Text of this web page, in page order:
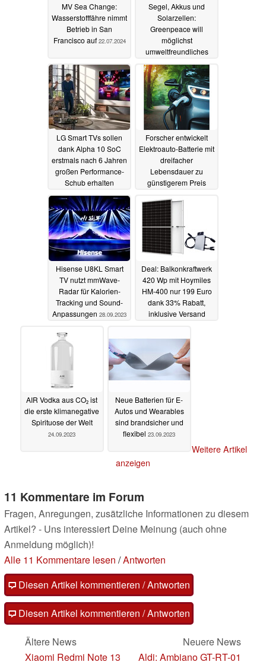
MV Sea Change:
Wasserstofffähre nimmt
Betrieb in San
Francisco auf 22.07.2024
Segel, Akkus und
Solarzellen:
Greenpeace will
möglichst
umweltfreundliches
Schiff bis 2027 bauen
08.06.2024
LG Smart TVs sollen
dank Alpha 10 SoC
erstmals nach 6 Jahren
großen Performance-
Schub erhalten
02.10.2023
Forscher entwickelt
Elektroauto-Batterie mit
dreifacher
Lebensdauer zu
günstigerem Preis
Hisense U8KL Smart
TV nutzt mmWave-
Radar für Kalorien-
Tracking und Sound-
Anpassungen 28.09.2023
Deal: Balkonkraftwerk
420 Wp mit Hoymiles
HM-400 nur 199 Euro
dank 33% Rabatt,
inklusive Versand
AIR Vodka aus CO₂ ist
die erste klimanegative
Spirituose der Welt
24.09.2023
Neue Batterien für E-
Autos und Wearables
sind brandsicher und
flexibel 23.09.2023
Weitere Artikel
anzeigen
11 Kommentare im Forum
Fragen, Anregungen, zusätzliche Informationen zu diesem
Artikel? - Uns interessiert Deine Meinung (auch ohne
Anmeldung möglich)!
Alle 11 Kommentare lesen /Antworten
Diesen Artikel kommentieren / Antworten
Diesen Artikel kommentieren / Antworten
Ältere News
Xiaomi Redmi Note 13
Neuere News
Aldi: Ambiano GT-RT-01